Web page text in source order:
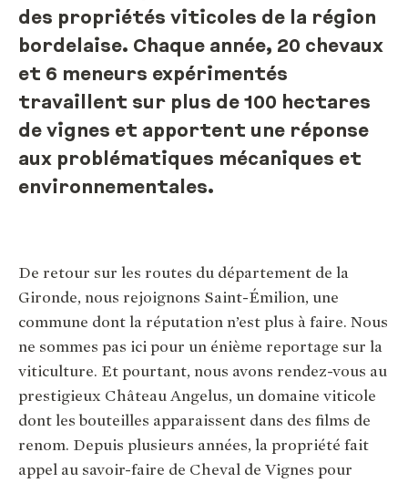
des propriétés viticoles de la région
bordelaise. Chaque année, 20 chevaux
et 6 meneurs expérimentés
travaillent sur plus de 100 hectares
de vignes et apportent une réponse
aux problématiques mécaniques et
environnementales.
De retour sur les routes du département de la
Gironde, nous rejoignons Saint-Émilion, une
commune dont la réputation n’est plus à faire. Nous
ne sommes pas ici pour un énième reportage sur la
viticulture. Et pourtant, nous avons rendez-vous au
prestigieux Château Angelus, un domaine viticole
dont les bouteilles apparaissent dans des films de
renom. Depuis plusieurs années, la propriété fait
appel au savoir-faire de Cheval de Vignes pour